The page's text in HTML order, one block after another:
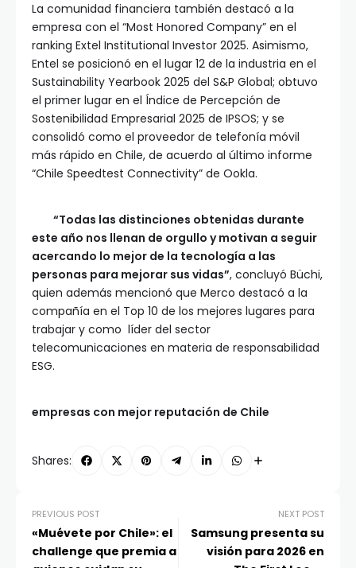
La comunidad financiera también destacó a la
empresa con el “Most Honored Company” en el
ranking Extel Institutional Investor 2025. Asimismo,
Entel se posicionó en el lugar 12 de la industria en el
Sustainability Yearbook 2025 del S&P Global; obtuvo
el primer lugar en el Índice de Percepción de
Sostenibilidad Empresarial 2025 de IPSOS; y se
consolidó como el proveedor de telefonía móvil
más rápido en Chile, de acuerdo al último informe
“Chile Speedtest Connectivity” de Ookla.
“Todas las distinciones obtenidas durante
este año nos llenan de orgullo y motivan a seguir
acercando lo mejor de la tecnología a las
personas para mejorar sus vidas”, concluyó Büchi,
quien además mencionó que Merco destacó a la
compañía en el Top 10 de los mejores lugares para
trabajar y como líder del sector
telecomunicaciones en materia de responsabilidad
ESG.
empresas con mejor reputación de Chile
Shares:
PREVIOUS POST
«Muévete por Chile»: el
challenge que premia a
NEXT POST
Samsung presenta su
visión para 2026 en